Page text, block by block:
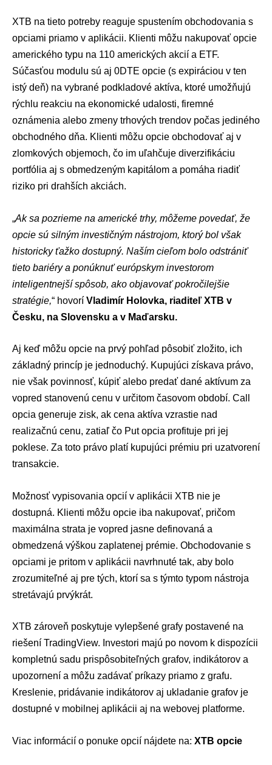
XTB na tieto potreby reaguje spustením obchodovania s
opciami priamo v aplikácii. Klienti môžu nakupovať opcie
amerického typu na 110 amerických akcií a ETF.
Súčasťou modulu sú aj 0DTE opcie (s expiráciou v ten
istý deň) na vybrané podkladové aktíva, ktoré umožňujú
rýchlu reakciu na ekonomické udalosti, firemné
oznámenia alebo zmeny trhových trendov počas jediného
obchodného dňa. Klienti môžu opcie obchodovať aj v
zlomkových objemoch, čo im uľahčuje diverzifikáciu
portfólia aj s obmedzeným kapitálom a pomáha riadiť
riziko pri drahších akciách.
„Ak sa pozrieme na americké trhy, môžeme povedať, že
opcie sú silným investičným nástrojom, ktorý bol však
historicky ťažko dostupný. Naším cieľom bolo odstrániť
tieto bariéry a ponúknuť európskym investorom
inteligentnejší spôsob, ako objavovať pokročilejšie
stratégie,“ hovorí Vladimír Holovka, riaditeľ XTB v
Česku, na Slovensku a v Maďarsku.
Aj keď môžu opcie na prvý pohľad pôsobiť zložito, ich
základný princíp je jednoduchý. Kupujúci získava právo,
nie však povinnosť, kúpiť alebo predať dané aktívum za
vopred stanovenú cenu v určitom časovom období. Call
opcia generuje zisk, ak cena aktíva vzrastie nad
realizačnú cenu, zatiaľ čo Put opcia profituje pri jej
poklese. Za toto právo platí kupujúci prémiu pri uzatvorení
transakcie.
Možnosť vypisovania opcií v aplikácii XTB nie je
dostupná. Klienti môžu opcie iba nakupovať, pričom
maximálna strata je vopred jasne definovaná a
obmedzená výškou zaplatenej prémie. Obchodovanie s
opciami je pritom v aplikácii navrhnuté tak, aby bolo
zrozumiteľné aj pre tých, ktorí sa s týmto typom nástroja
stretávajú prvýkrát.
XTB zároveň poskytuje vylepšené grafy postavené na
riešení TradingView. Investori majú po novom k dispozícii
kompletnú sadu prispôsobiteľných grafov, indikátorov a
upozornení a môžu zadávať príkazy priamo z grafu.
Kreslenie, pridávanie indikátorov aj ukladanie grafov je
dostupné v mobilnej aplikácii aj na webovej platforme.
Viac informácií o ponuke opcií nájdete na: XTB opcie